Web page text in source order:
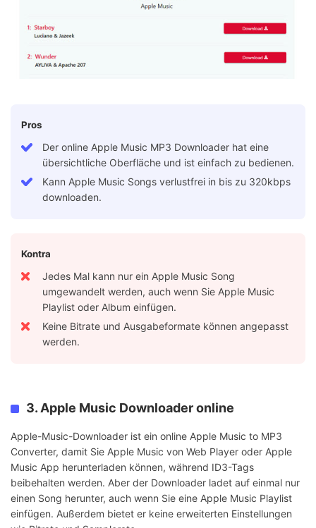
Pros
Der online Apple Music MP3 Downloader hat eine
übersichtliche Oberfläche und ist einfach zu bedienen.
Kann Apple Music Songs verlustfrei in bis zu 320kbps
downloaden.
Kontra
Jedes Mal kann nur ein Apple Music Song
umgewandelt werden, auch wenn Sie Apple Music
Playlist oder Album einfügen.
Keine Bitrate und Ausgabeformate können angepasst
werden.
3. Apple Music Downloader online
Apple-Music-Downloader ist ein online Apple Music to MP3
Converter, damit Sie Apple Music von Web Player oder Apple
Music App herunterladen können, während ID3-Tags
beibehalten werden. Aber der Downloader ladet auf einmal nur
einen Song herunter, auch wenn Sie eine Apple Music Playlist
einfügen. Außerdem bietet er keine erweiterten Einstellungen